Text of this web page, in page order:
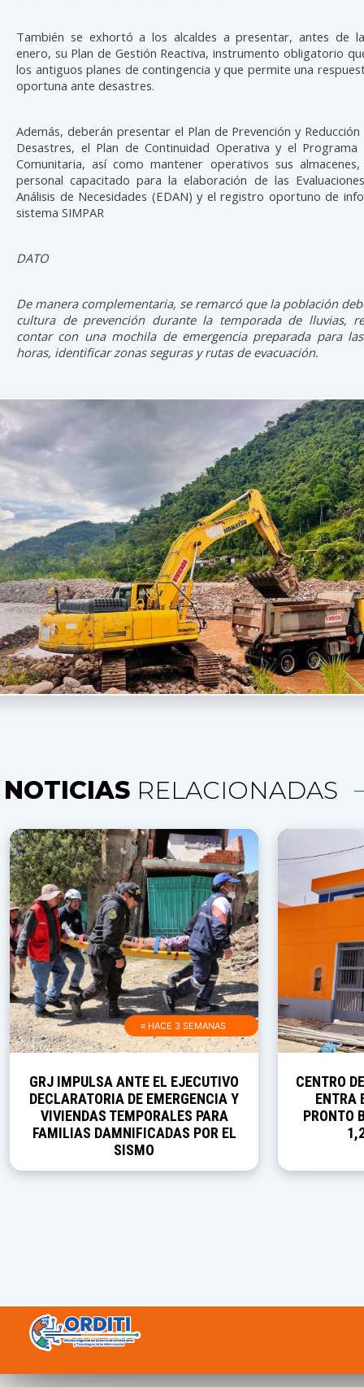
También se exhortó a los alcaldes a presentar, antes de
enero, su Plan de Gestión Reactiva, instrumento obligatorio
los antiguos planes de contingencia y que permite una
oportuna ante desastres.
Además, deberán presentar el Plan de Prevención y
Desastres, el Plan de Continuidad Operativa y el Programa
Comunitaria, así como mantener operativos sus
personal capacitado para la elaboración de las
Análisis de Necesidades (EDAN) y el registro oportuno de
sistema SIMPAR
DATO
De manera complementaria, se remarcó que la población
cultura de prevención durante la temporada de lluvias,
contar con una mochila de emergencia preparada para
horas, identificar zonas seguras y rutas de evacuación.
NOTICIAS RELACIONADAS
≡ HACE 3 SEMANAS
GRJ IMPULSA ANTE EL EJECUTIVO
DECLARATORIA DE EMERGENCIA Y
VIVIENDAS TEMPORALES PARA
FAMILIAS DAMNIFICADAS POR EL
SISMO
CENTRO
ENTRA
PRONTO